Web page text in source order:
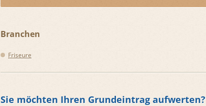
Branchen
Friseure
Sie möchten Ihren Grundeintrag aufwerten?